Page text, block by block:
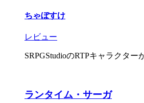
ちゃぼすけ
レビュー
SRPGStudioのRTPキャラクター
ランタイム・サーガ